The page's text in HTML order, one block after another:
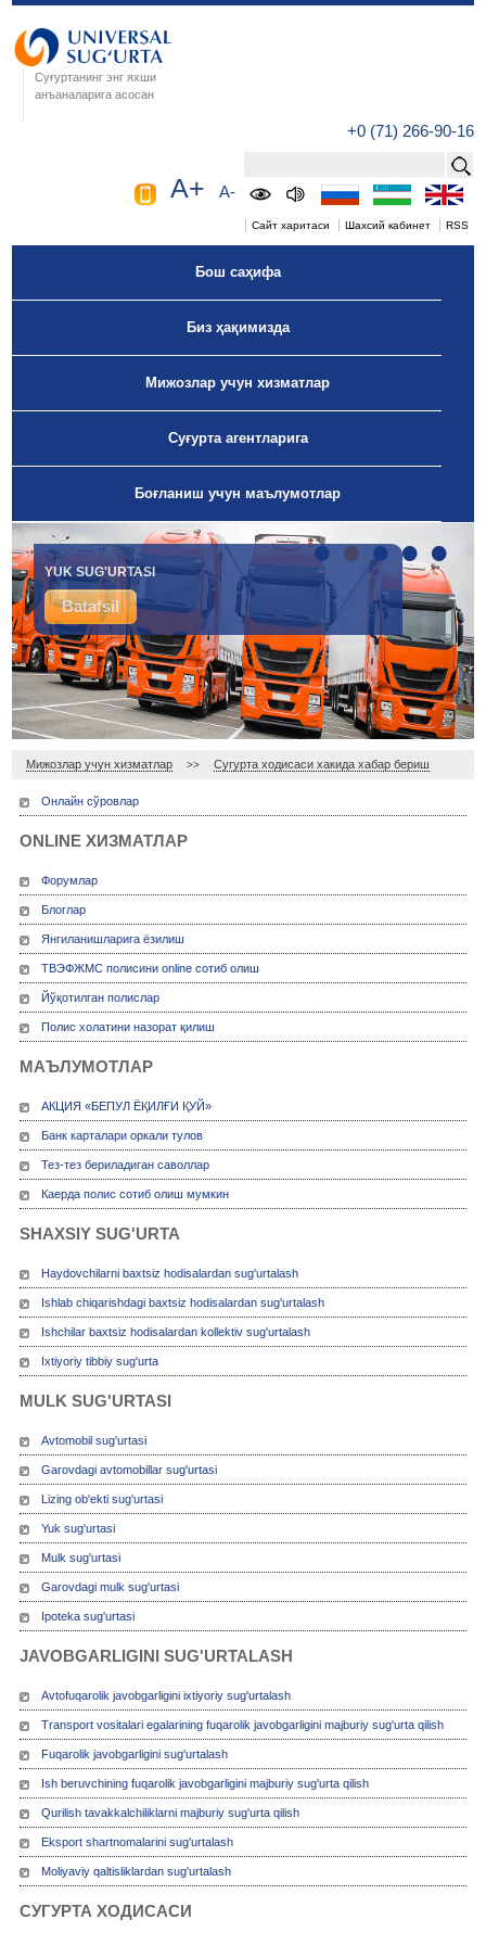
Суғуртанинг энг яхши
анъаналарига асосан
+0 (71) 266-90-16
A+ A-
Сайт харитаси Шахсий кабинет RSS
Бош саҳифа
Биз ҳақимизда
Мижозлар учун хизматлар
Суғурта агентларига
Боғланиш учун маълумотлар
IXTIYORIY TIBBIY SUG'URTA
Batafsil
YUK SUG'URTASI
Batafsil
•••••
Мижозлар учун хизматлар >> Сугурта ходисаси хакида хабар бериш
Онлайн сўровлар
ONLINE ХИЗМАТЛАР
Форумлар
Блоглар
Янгиланишларига ёзилиш
ТВЭФЖМС полисини online сотиб олиш
Йўқотилган полислар
Полис холатини назорат қилиш
МАЪЛУМОТЛАР
АКЦИЯ «БЕПУЛ ЁҚИЛҒИ ҚУЙ»
Банк карталари оркали тулов
Тез-тез бериладиган саволлар
Каерда полис сотиб олиш мумкин
SHAXSIY SUG'URTA
Haydovchilarni baxtsiz hodisalardan sug'urtalash
Ishlab chiqarishdagi baxtsiz hodisalardan sug'urtalash
Ishchilar baxtsiz hodisalardan kollektiv sug'urtalash
Ixtiyoriy tibbiy sug'urta
MULK SUG'URTASI
Avtomobil sug'urtasi
Garovdagi avtomobillar sug'urtasi
Lizing ob'ekti sug'urtasi
Yuk sug'urtasi
Mulk sug'urtasi
Garovdagi mulk sug'urtasi
Ipoteka sug'urtasi
JAVOBGARLIGINI SUG'URTALASH
Avtofuqarolik javobgarligini ixtiyoriy sug'urtalash
Transport vositalari egalarining fuqarolik javobgarligini majburiy sug'urta qilish
Fuqarolik javobgarligini sug'urtalash
Ish beruvchining fuqarolik javobgarligini majburiy sug'urta qilish
Qurilish tavakkalchiliklarni majburiy sug'urta qilish
Eksport shartnomalarini sug'urtalash
Moliyaviy qaltisliklardan sug'urtalash
СУГУРТА ХОДИСАСИ